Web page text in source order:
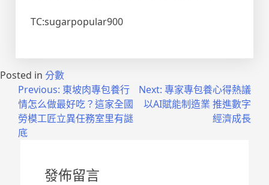
TC:sugarpopular900
Posted in 分數
Previous: 東坡肉專包養行
情怎么做最好吃？這家全國
勞模工匠立異任務室里有謎
底
Next: 專家專包養心得熱議
以AI賦能制造業 推進數字
經濟成長
發佈留言